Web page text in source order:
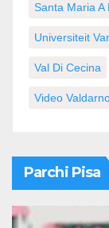
Santa Maria A
Universiteit
Val Di Cecina
Video
Parchi Pisa